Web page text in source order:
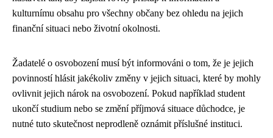
kulturnímu obsahu pro všechny občany bez ohledu na jejich
finanční situaci nebo životní okolnosti.
Žadatelé o osvobození musí být informováni o tom, že je jejich
povinností hlásit jakékoliv změny v jejich situaci, které by mohly
ovlivnit jejich nárok na osvobození. Pokud například student
ukončí studium nebo se změní příjmová situace důchodce, je
nutné tuto skutečnost neprodleně oznámit příslušné instituci.